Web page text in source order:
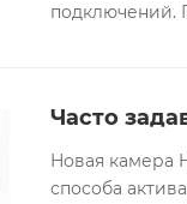
подключений.
Часто
Новая камера
способа